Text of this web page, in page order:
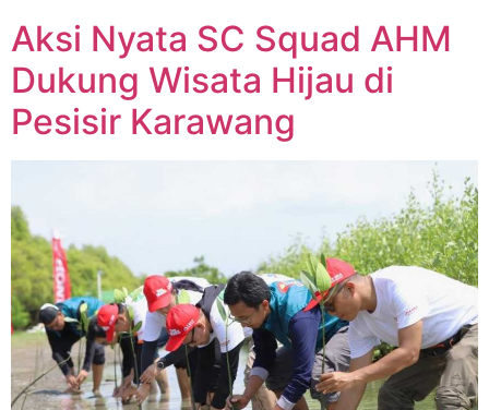
Aksi Nyata SC Squad AHM
Dukung Wisata Hijau di
Pesisir Karawang